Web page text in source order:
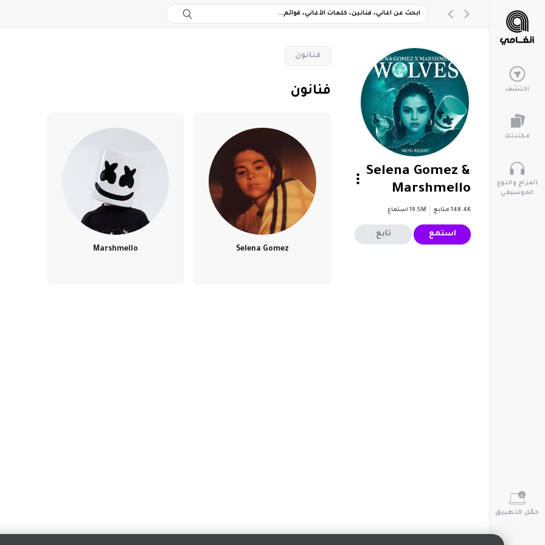
اكتشف
مكتبتك
المزاج والنوع
الموسيقي
حمّل التطبيق
Selena Gomez &
Marshmello
148.4K متابع 19.5M استماع
استمع تابع
‏فنانون
‏فنانون
Selena Gomez
Marshmello